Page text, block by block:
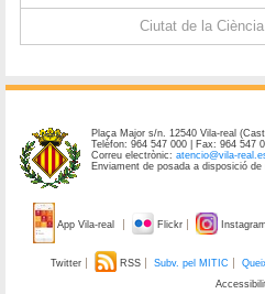
Ciutat de la
Plaça Major s/n. 12540 Vila-real
Telèfon: 964 547 000 | Fax: 964 547
Correu electrònic:atencio@vila-
Enviament de posada a disposició
App Vila-real Flickr Instagram
Twitter RSS Subv. pel MITIC